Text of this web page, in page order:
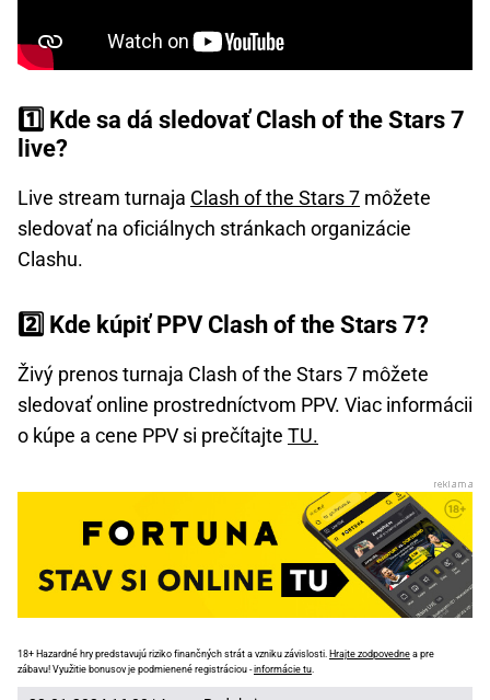
1️⃣ Kde sa dá sledovať Clash of the Stars 7
live?
Live stream turnaja Clash of the Stars 7 môžete
sledovať na oficiálnych stránkach organizácie
Clashu.
2️⃣ Kde kúpiť PPV Clash of the Stars 7?
Živý prenos turnaja Clash of the Stars 7 môžete
sledovať online prostredníctvom PPV. Viac informácii
o kúpe a cene PPV si prečítajte TU.
18+ Hazardné hry predstavujú riziko finančných strát a vzniku závislosti. Hrajte zodpovedne a pre
zábavu! Využitie bonusov je podmienené registráciou -informácie tu.